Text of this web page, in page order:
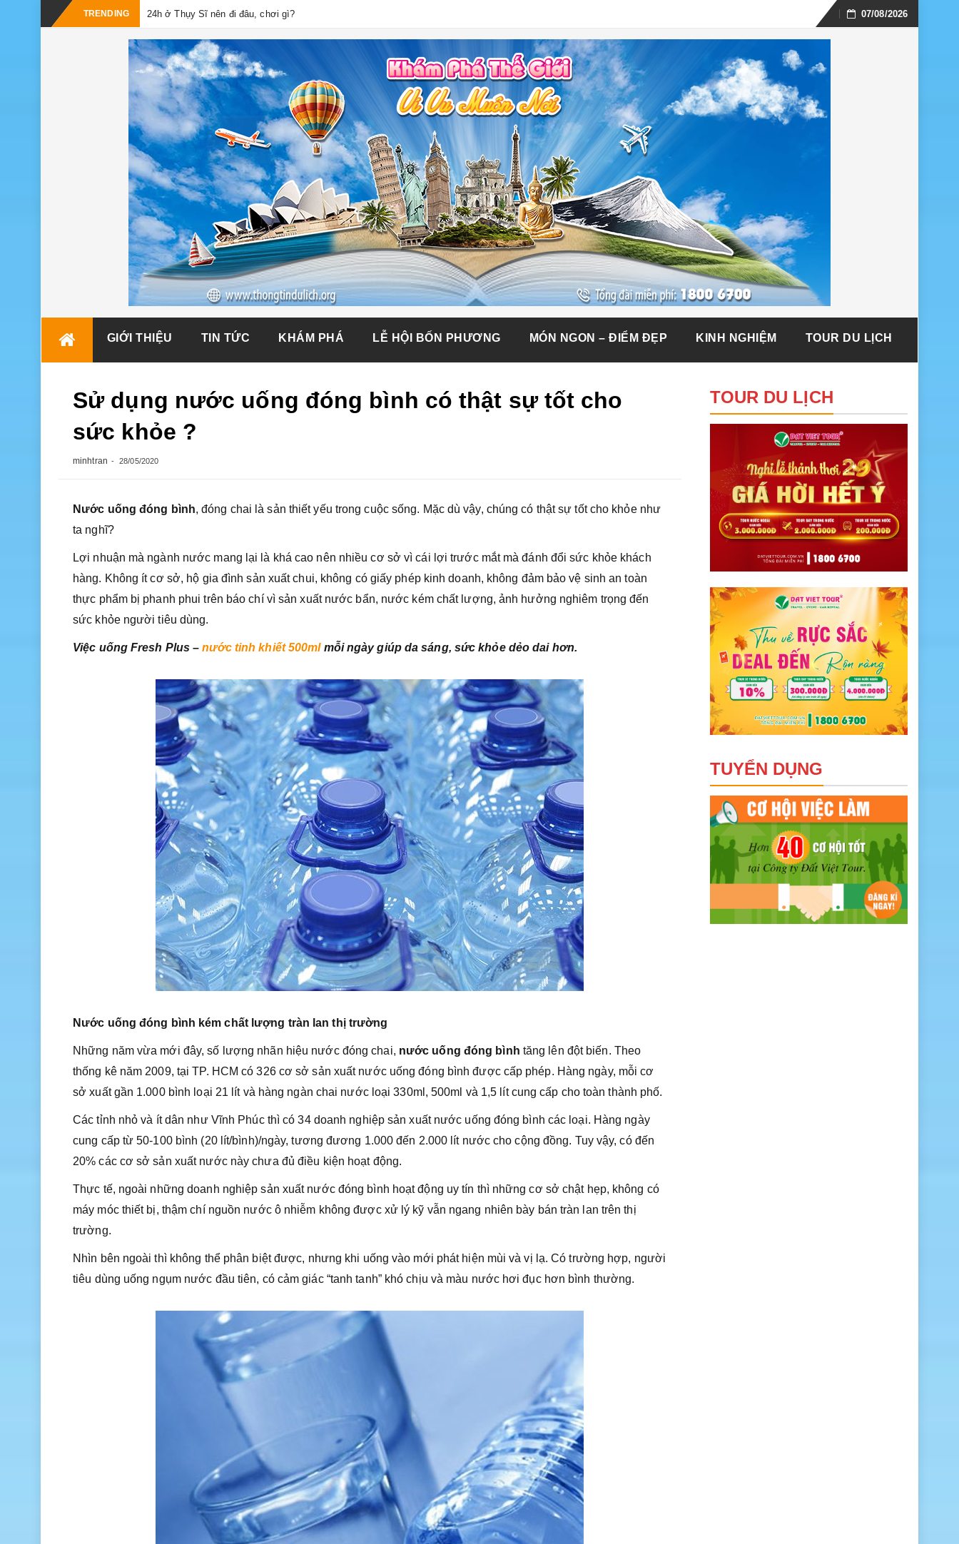
TRENDING
24h ở Thụy Sĩ nên đi đâu, chơi gì?
Skip
07/08/2026
GIỚI THIỆU TIN TỨC KHÁM PHÁ LỄ HỘI BỐN PHƯƠNG MÓN NGON – ĐIỂM ĐẸP KINH NGHIỆM TOUR DU LỊCH
Sử dụng nước uống đóng bình có thật sự tốt cho
sức khỏe ?
minhtran 28/05/2020
Nước uống đóng bình, đóng chai là sản thiết yếu trong cuộc sống. Mặc dù vậy, chúng có thật sự tốt cho khỏe như
ta nghĩ?
Lợi nhuận mà ngành nước mang lại là khá cao nên nhiều cơ sở vì cái lợi trước mắt mà đánh đổi sức khỏe khách
hàng. Không ít cơ sở, hộ gia đình sản xuất chui, không có giấy phép kinh doanh, không đảm bảo vệ sinh an toàn
thực phẩm bị phanh phui trên báo chí vì sản xuất nước bẩn, nước kém chất lượng, ảnh hưởng nghiêm trọng đến
sức khỏe người tiêu dùng.
Việc uống Fresh Plus –nước tinh khiết 500mlmỗi ngày giúp da sáng, sức khỏe dẻo dai hơn.
Nước uống đóng bình kém chất lượng tràn lan thị trường
Những năm vừa mới đây, số lượng nhãn hiệu nước đóng chai, nước uống đóng bình tăng lên đột biến. Theo
thống kê năm 2009, tại TP. HCM có 326 cơ sở sản xuất nước uống đóng bình được cấp phép. Hàng ngày, mỗi cơ
sở xuất gần 1.000 bình loại 21 lít và hàng ngàn chai nước loại 330ml, 500ml và 1,5 lít cung cấp cho toàn thành phố.
Các tỉnh nhỏ và ít dân như Vĩnh Phúc thì có 34 doanh nghiệp sản xuất nước uống đóng bình các loại. Hàng ngày
cung cấp từ 50-100 bình (20 lít/bình)/ngày, tương đương 1.000 đến 2.000 lít nước cho cộng đồng. Tuy vậy, có đến
20% các cơ sở sản xuất nước này chưa đủ điều kiện hoạt động.
Thực tế, ngoài những doanh nghiệp sản xuất nước đóng bình hoạt động uy tín thì những cơ sở chật hẹp, không có
máy móc thiết bị, thậm chí nguồn nước ô nhiễm không được xử lý kỹ vẫn ngang nhiên bày bán tràn lan trên thị
trường.
Nhìn bên ngoài thì không thể phân biệt được, nhưng khi uống vào mới phát hiện mùi và vị lạ. Có trường hợp, người
tiêu dùng uống ngụm nước đầu tiên, có cảm giác “tanh tanh” khó chịu và màu nước hơi đục hơn bình thường.
TOUR DU LỊCH
TUYỂN DỤNG